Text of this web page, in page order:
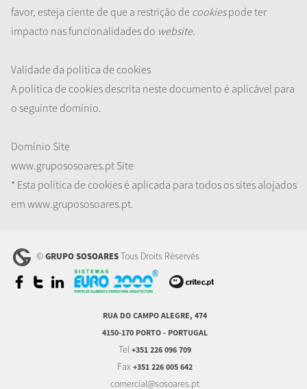
favor, esteja ciente de que a restrição de cookiespode ter
impacto nas funcionalidades do website.
Validade da política de cookies
A política de cookies descrita neste documento é aplicável para
o seguinte domínio.
Domínio Site
www.grupososoares.pt Site
* Esta política de cookies é aplicada para todos os sites alojados
em www.grupososoares.pt.
©GRUPO SOSOARESTous Droits Réservés
RUA DO CAMPO ALEGRE, 474
4150-170 PORTO - PORTUGAL
Tel +351 226 096 709
Fax +351 226 005 642
comercial@sosoares.pt